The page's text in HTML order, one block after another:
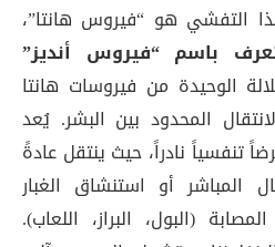
التفشي هو “فيروس هانتا”،
باسم “فيروس أنديز”
الوحيدة من فيروسات هانتا
المحدود بين البشر. يُعد
تنفسياً نادراً، حيث ينتقل عادةً
المباشر أو استنشاق الغبار
(البول، البراز، اللعاب).